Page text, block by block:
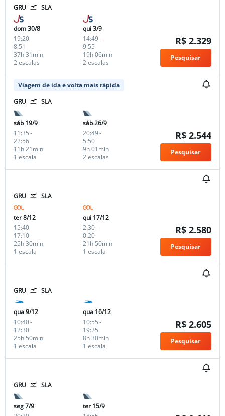
GRU
SLA
dom 30/8
19:20-
8:51
2 escalas
37h 31min
qui 3/9
14:49-
9:55
2 escalas
19h 06min
R$ 2.329
Pesquisar
Viagem de ida e volta mais rápida
GRU
SLA
sáb 19/9
11:35-
22:56
1 escala
11h 21min
sáb 26/9
20:49-
5:50
2 escalas
9h 01min
R$ 2.544
Pesquisar
GRU SLA
ter 8/12
15:40-
17:10
1 escala
25h 30min
qui 17/12
2:30-
0:20
1 escala
21h 50min
R$ 2.580
Pesquisar
GRU SLA
qua 9/12
10:40-
12:30
1 escala
25h 50min
qua 16/12
10:55-
19:25
1 escala
8h 30min
R$ 2.605
Pesquisar
GRU SLA
seg 7/9
ter 15/9